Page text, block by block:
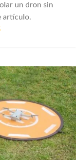
un dron sin
artículo.